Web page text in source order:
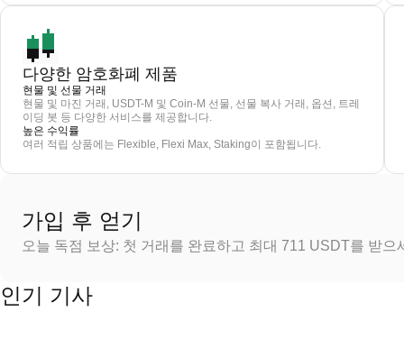
다양한 암호화폐 제품
현물 및 선물 거래
현물 및 마진 거래, USDT-M 및 Coin-M 선물, 선물 복사 거래, 옵션, 트레
이딩 봇 등 다양한 서비스를 제공합니다.
높은 수익률
여러 적립 상품에는 Flexible, Flexi Max, Staking이 포함됩니다.
가입 후 얻기
오늘 독점 보상: 첫 거래를 완료하고 최대 711 USDT를 받으
인기 기사